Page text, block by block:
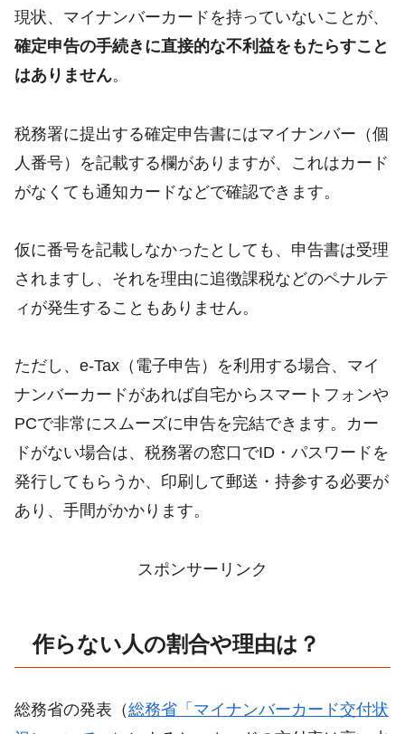
現状、マイナンバーカードを持っていないことが、
確定申告の手続きに直接的な不利益をもたらすこと
はありません。
税務署に提出する確定申告書にはマイナンバー（個
人番号）を記載する欄がありますが、これはカード
がなくても通知カードなどで確認できます。
仮に番号を記載しなかったとしても、申告書は受理
されますし、それを理由に追徴課税などのペナルテ
ィが発生することもありません。
ただし、e-Tax（電子申告）を利用する場合、マイ
ナンバーカードがあれば自宅からスマートフォンや
PCで非常にスムーズに申告を完結できます。カー
ドがない場合は、税務署の窓口でID・パスワードを
発行してもらうか、印刷して郵送・持参する必要が
あり、手間がかかります。
スポンサーリンク
作らない人の割合や理由は？
総務省の発表（総務省「マイナンバーカード交付状